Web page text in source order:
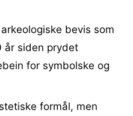
bevis som
år siden prydet
for symbolske og
formål, men